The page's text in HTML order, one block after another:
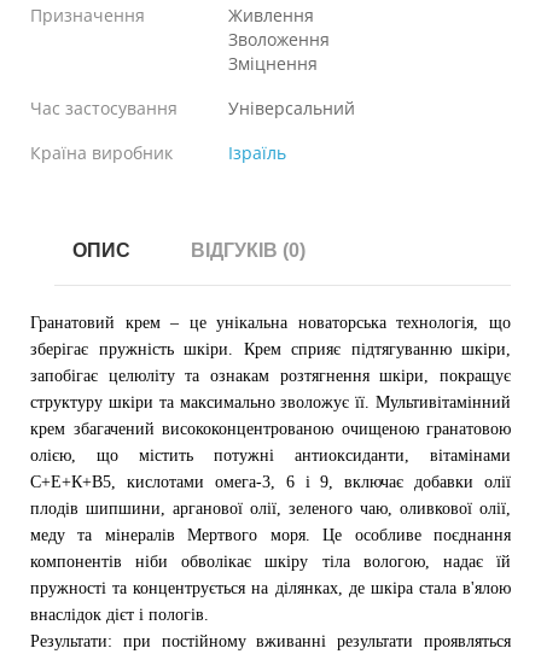
Призначення
Живлення
Зволоження
Зміцнення
Час застосування
Універсальний
Країна виробник
Ізраїль
ОПИС ВІДГУКІВ (0)
Гранатовий крем – це унікальна новаторська технологія, що
зберігає пружність шкіри. Крем сприяє підтягуванню шкіри,
запобігає целюліту та ознакам розтягнення шкіри, покращує
структуру шкіри та максимально зволожує її. Мультивітамінний
крем збагачений висококонцентрованою очищеною гранатовою
олією, що містить потужні антиоксиданти, вітамінами
С+Е+К+В5, кислотами омега-3, 6 і 9, включає добавки олії
плодів шипшини, арганової олії, зеленого чаю, оливкової олії,
меду та мінералів Мертвого моря. Це особливе поєднання
компонентів ніби обволікає шкіру тіла вологою, надає їй
пружності та концентрується на ділянках, де шкіра стала в'ялою
внаслідок дієт і пологів.
Результати: при постійному вживанні результати проявляться